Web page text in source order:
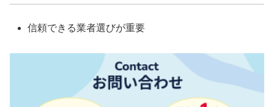
信頼できる業者選びが重要